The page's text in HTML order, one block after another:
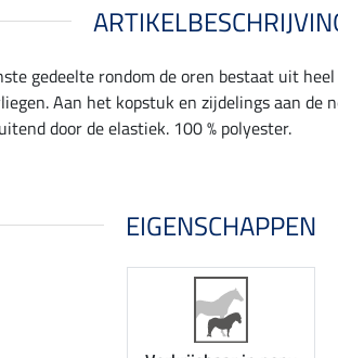
gedeelte rondom de oren bestaat uit
Aan het kopstuk en zijdelings aan
door de elastiek. 100 % polyester.
EIGENSCHAPPEN